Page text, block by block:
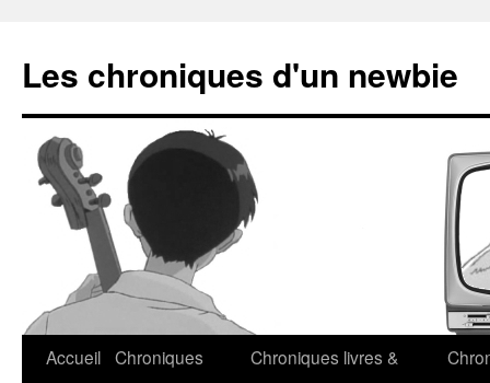
Les chroniques d'un newbie
Accueil Chroniques
Chroniques livres &